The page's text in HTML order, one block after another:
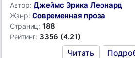
Автор: Джеймс Эрика Леонард
Жанр: Современная проза
Страниц: 188
Рейтинг: 3356 (4.21)
Читать